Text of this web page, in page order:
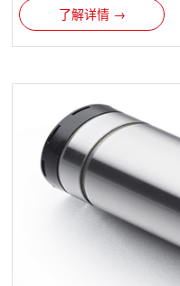
了解详情 →